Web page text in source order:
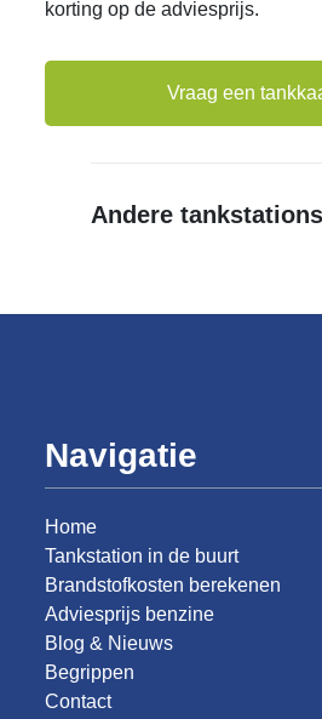
korting op de adviesprijs.
Vraag een
Andere
Navigatie
Home
Tankstation in de buurt
Brandstofkosten berekenen
Adviesprijs benzine
Blog & Nieuws
Begrippen
Contact